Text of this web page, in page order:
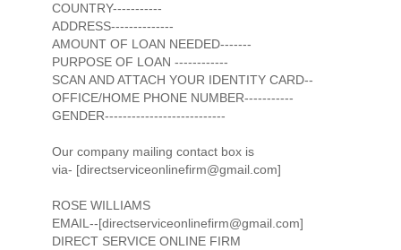
COUNTRY-----------
ADDRESS--------------
AMOUNT OF LOAN NEEDED-------
PURPOSE OF LOAN ------------
SCAN AND ATTACH YOUR IDENTITY CARD--
OFFICE/HOME PHONE NUMBER-----------
GENDER---------------------------
Our company mailing contact box is
via- [directserviceonlinefirm@gmail.com]
ROSE WILLIAMS
EMAIL--[directserviceonlinefirm@gmail.com]
DIRECT SERVICE ONLINE FIRM